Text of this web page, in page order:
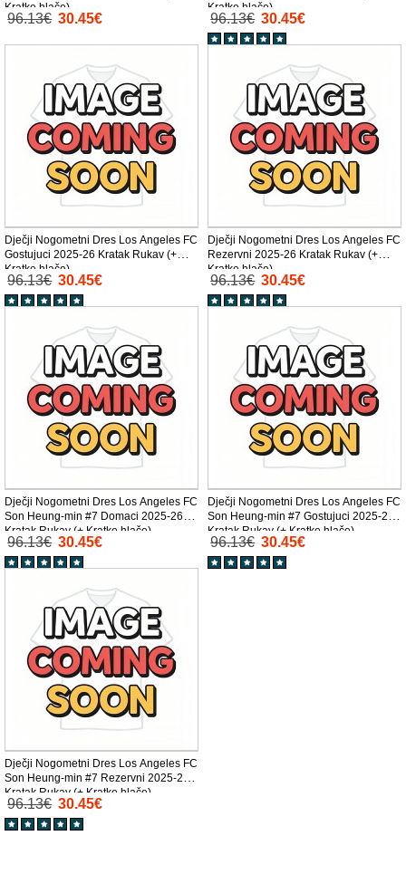
Kratke hlače)
96.13€ 30.45€
Kratke hlače)
96.13€ 30.45€
Dječji Nogometni Dres Los Angeles FC
Gostujuci 2025-26 Kratak Rukav (+
Kratke hlače)
96.13€ 30.45€
Dječji Nogometni Dres Los Angeles FC
Rezervni 2025-26 Kratak Rukav (+
Kratke hlače)
96.13€ 30.45€
Dječji Nogometni Dres Los Angeles FC
Son Heung-min #7 Domaci 2025-26
Kratak Rukav (+ Kratke hlače)
96.13€ 30.45€
Dječji Nogometni Dres Los Angeles FC
Son Heung-min #7 Gostujuci 2025-26
Kratak Rukav (+ Kratke hlače)
96.13€ 30.45€
Dječji Nogometni Dres Los Angeles FC
Son Heung-min #7 Rezervni 2025-26
Kratak Rukav (+ Kratke hlače)
96.13€ 30.45€